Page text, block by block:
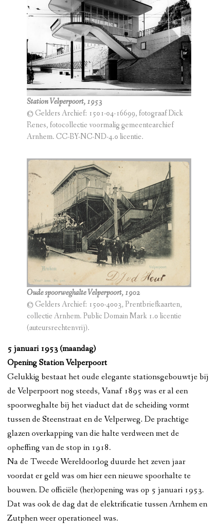
Station Velperpoort, 1953
© Gelders Archief: 1501-04-16699, fotograaf Dick
Renes, fotocollectie voormalig gemeentearchief
Arnhem. CC-BY-NC-ND-4.0 licentie.
Oude spoorweghalte Velperpoort, 1902
© Gelders Archief: 1500-4003, Prentbriefkaarten,
collectie Arnhem. Public Domain Mark 1.0 licentie
(auteursrechtenvrij).
5 januari 1953 (maandag)
Opening Station Velperpoort
Gelukkig bestaat het oude elegante stationsgebouwtje bij
de Velperpoort nog steeds, Vanaf 1895 was er al een
spoorweghalte bij het viaduct dat de scheiding vormt
tussen de Steenstraat en de Velperweg. De prachtige
glazen overkapping van die halte verdween met de
opheffing van de stop in 1918.
Na de Tweede Wereldoorlog duurde het zeven jaar
voordat er geld was om hier een nieuwe spoorhalte te
bouwen. De officiële (her)opening was op 5 januari 1953.
Dat was ook de dag dat de elektrificatie tussen Arnhem en
Zutphen weer operationeel was.